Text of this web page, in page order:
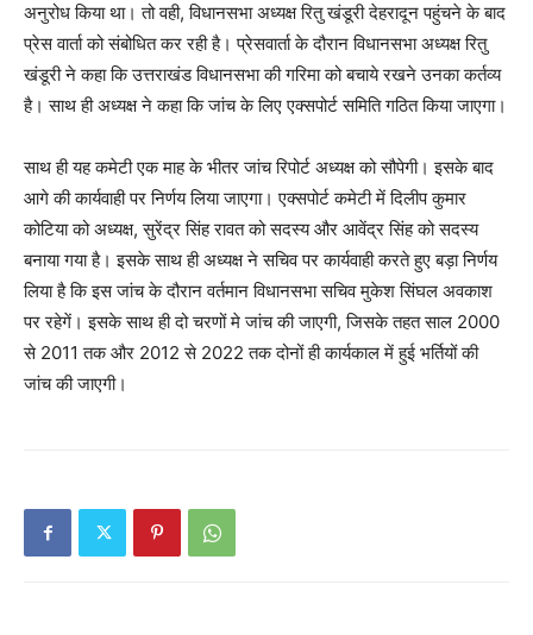
अनुरोध किया था। तो वही, विधानसभा अध्यक्ष रितु खंडूरी देहरादून पहुंचने के बाद
प्रेस वार्ता को संबोधित कर रही है। प्रेसवार्ता के दौरान विधानसभा अध्यक्ष रितु
खंडूरी ने कहा कि उत्तराखंड विधानसभा की गरिमा को बचाये रखने उनका कर्तव्य
है। साथ ही अध्यक्ष ने कहा कि जांच के लिए एक्सपोर्ट समिति गठित किया जाएगा।
साथ ही यह कमेटी एक माह के भीतर जांच रिपोर्ट अध्यक्ष को सौपेगी। इसके बाद
आगे की कार्यवाही पर निर्णय लिया जाएगा। एक्सपोर्ट कमेटी में दिलीप कुमार
कोटिया को अध्यक्ष, सुरेंद्र सिंह रावत को सदस्य और आवेंद्र सिंह को सदस्य
बनाया गया है। इसके साथ ही अध्यक्ष ने सचिव पर कार्यवाही करते हुए बड़ा निर्णय
लिया है कि इस जांच के दौरान वर्तमान विधानसभा सचिव मुकेश सिंघल अवकाश
पर रहेगें। इसके साथ ही दो चरणों मे जांच की जाएगी, जिसके तहत साल 2000
से 2011 तक और 2012 से 2022 तक दोनों ही कार्यकाल में हुई भर्तियों की
जांच की जाएगी।